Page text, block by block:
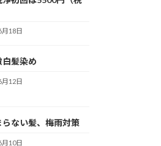
月18日
白髪染め
月12日
らない髪、梅雨対策
月10日